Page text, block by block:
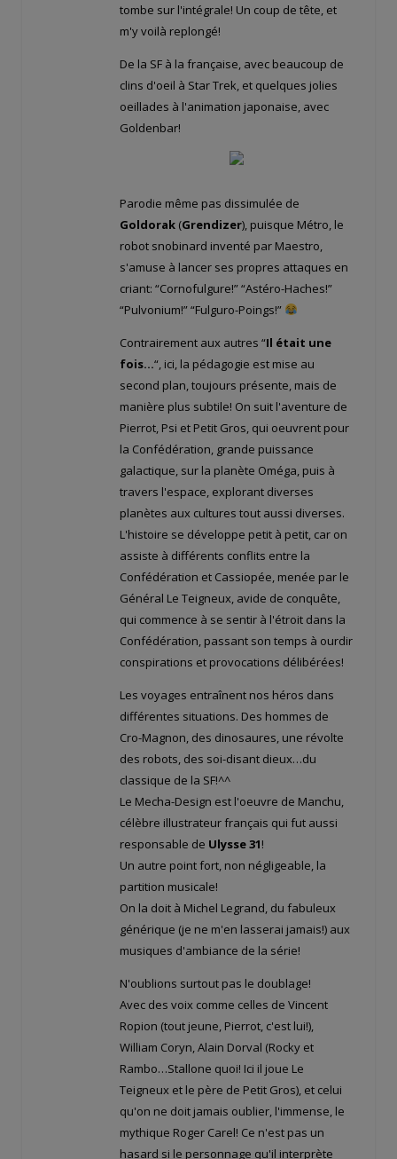
tombe sur l'intégrale! Un coup de tête, et
m'y voilà replongé!
De la SF à la française, avec beaucoup de
clins d'oeil à Star Trek, et quelques jolies
oeillades à l'animation japonaise, avec
Goldenbar!
Parodie même pas dissimulée de
Goldorak (Grendizer), puisque Métro, le
robot snobinard inventé par Maestro,
s'amuse à lancer ses propres attaques en
criant: “Cornofulgure!” “Astéro-Haches!”
“Pulvonium!” “Fulguro-Poings!”
Contrairement aux autres “Il était une
fois…“, ici, la pédagogie est mise au
second plan, toujours présente, mais de
manière plus subtile! On suit l'aventure de
Pierrot, Psi et Petit Gros, qui oeuvrent pour
la Confédération, grande puissance
galactique, sur la planète Oméga, puis à
travers l'espace, explorant diverses
planètes aux cultures tout aussi diverses.
L'histoire se développe petit à petit, car on
assiste à différents conflits entre la
Confédération et Cassiopée, menée par le
Général Le Teigneux, avide de conquête,
qui commence à se sentir à l'étroit dans la
Confédération, passant son temps à ourdir
conspirations et provocations délibérées!
Les voyages entraînent nos héros dans
différentes situations. Des hommes de
Cro-Magnon, des dinosaures, une révolte
des robots, des soi-disant dieux…du
classique de la SF!^^
Le Mecha-Design est l'oeuvre de Manchu,
célèbre illustrateur français qui fut aussi
responsable de Ulysse 31!
Un autre point fort, non négligeable, la
partition musicale!
On la doit à Michel Legrand, du fabuleux
générique (je ne m'en lasserai jamais!) aux
musiques d'ambiance de la série!
N'oublions surtout pas le doublage!
Avec des voix comme celles de Vincent
Ropion (tout jeune, Pierrot, c'est lui!),
William Coryn, Alain Dorval (Rocky et
Rambo…Stallone quoi! Ici il joue Le
Teigneux et le père de Petit Gros), et celui
qu'on ne doit jamais oublier, l'immense, le
mythique Roger Carel! Ce n'est pas un
hasard si le personnage qu'il interprète